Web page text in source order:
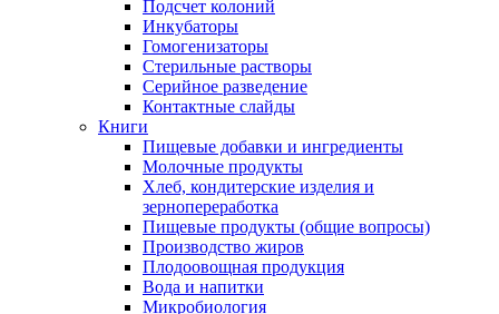
Подсчет колоний
Инкубаторы
Гомогенизаторы
Стерильные растворы
Серийное разведение
Контактные слайды
Книги
Пищевые добавки и ингредиенты
Молочные продукты
Хлеб, кондитерские изделия и
зернопереработка
Пищевые продукты (общие вопросы)
Производство жиров
Плодоовощная продукция
Вода и напитки
Микробиология